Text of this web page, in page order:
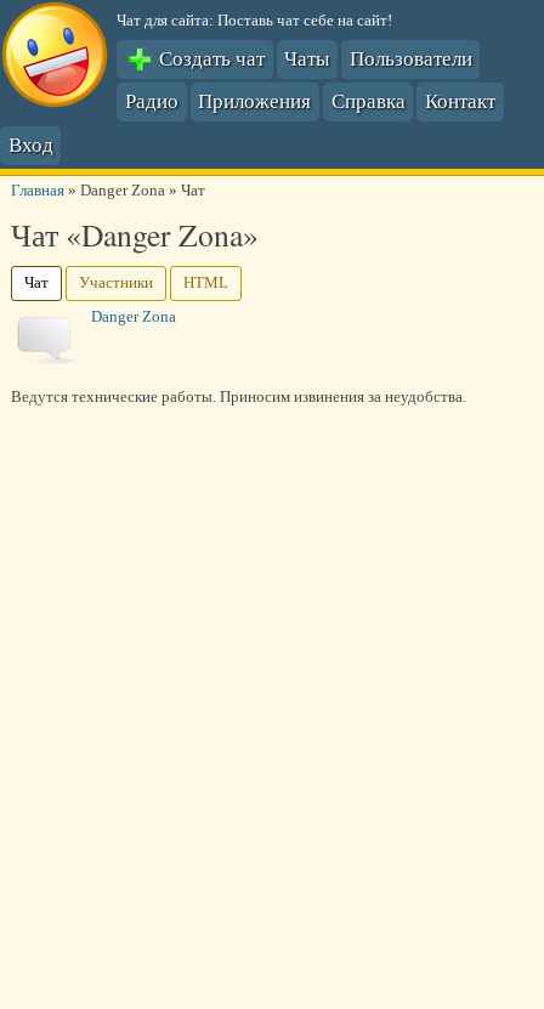
Чат для сайта: Поставь чат себе на сайт!
Создать чат Чаты
Пользователи
Радио
Приложения Справка
Контакт
Вход
Главная» Danger Zona» Чат
Чат «Danger Zona»
Чат Участники
HTML
Danger Zona